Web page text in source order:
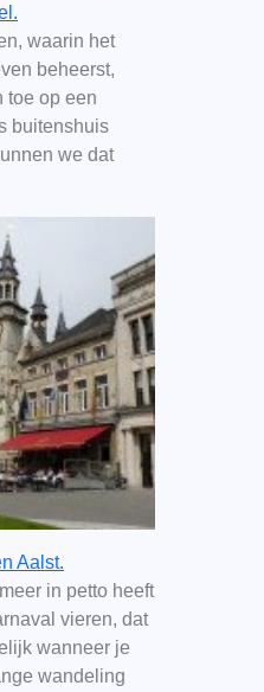
waarin het
beheerst,
toe op een
buitenshuis
we dat
Aalst.
in petto heeft
vieren, dat
wanneer je
wandeling